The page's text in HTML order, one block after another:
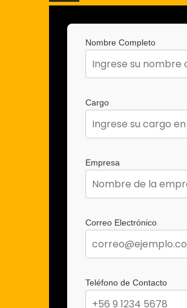
Nombre Completo
Cargo
Empresa
Correo Electrónico
Teléfono de Contacto